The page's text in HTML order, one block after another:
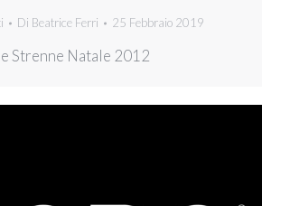
Di Beatrice Ferri 25 Febbraio 2019
Strenne Natale 2012